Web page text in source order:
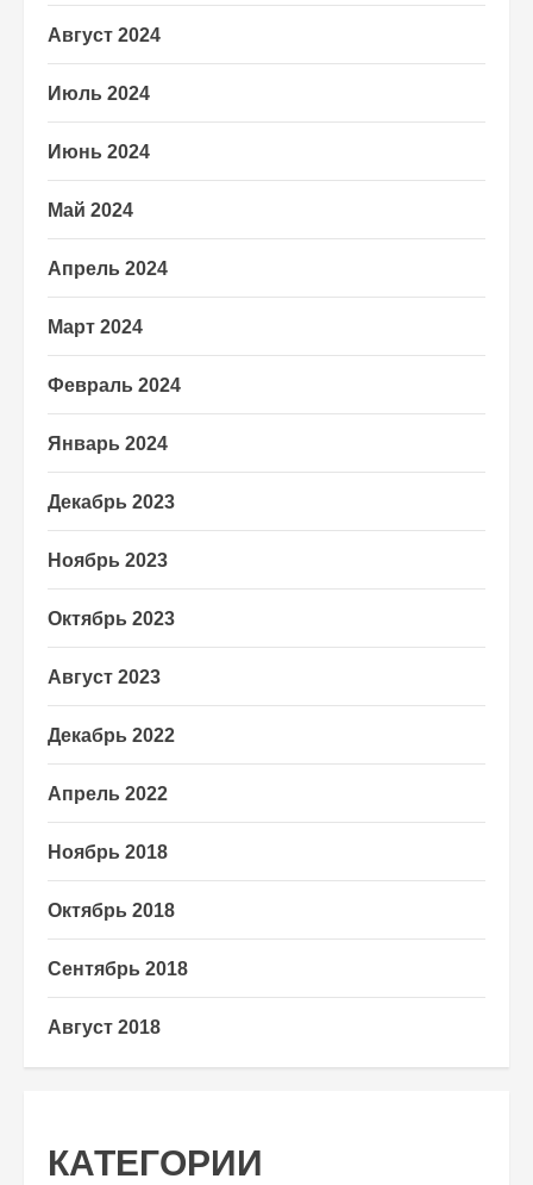
Август 2024
Июль 2024
Июнь 2024
Май 2024
Апрель 2024
Март 2024
Февраль 2024
Январь 2024
Декабрь 2023
Ноябрь 2023
Октябрь 2023
Август 2023
Декабрь 2022
Апрель 2022
Ноябрь 2018
Октябрь 2018
Сентябрь 2018
Август 2018
КАТЕГОРИИ